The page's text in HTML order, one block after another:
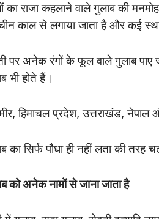
का राजा कहलाने वाले गुलाब की
काल से लगाया जाता है और कई
पर अनेक रंगों के फूल वाले गुलाब
भी होते हैं।
हिमाचल प्रदेश, उत्तराखंड,
का सिर्फ पौधा ही नहीं लता की तरह
को अनेक नामों से जाना जाता है